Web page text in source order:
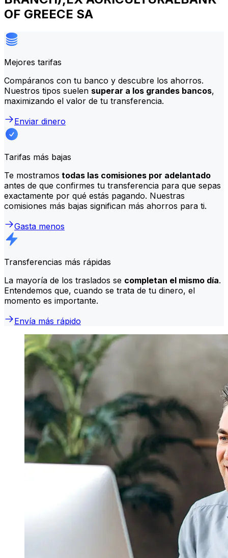
OF GREECE SA
Mejores tarifas
Compáranos con tu banco y descubre los ahorros.
Nuestros tipos suelen superar a los grandes bancos,
maximizando el valor de tu transferencia.
Enviar dinero
Tarifas más bajas
Te mostramos todas las comisiones por adelantado
antes de que confirmes tu transferencia para que sepas
exactamente por qué estás pagando. Nuestras
comisiones más bajas significan más ahorros para ti.
Gasta menos
Transferencias más rápidas
La mayoría de los traslados se completan el mismo día.
Entendemos que, cuando se trata de tu dinero, el
momento es importante.
Envía más rápido